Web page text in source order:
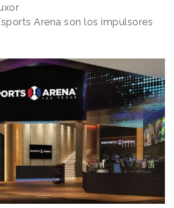
Arena son los impulsores